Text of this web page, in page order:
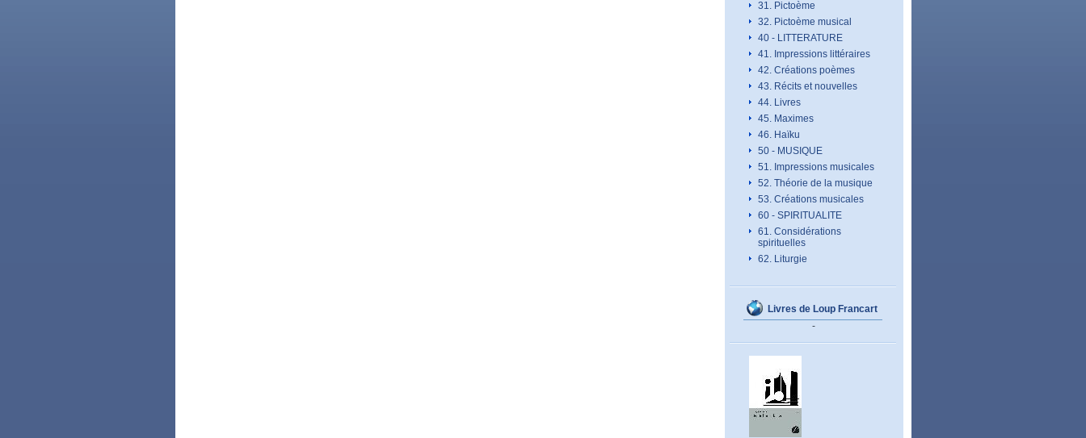
31. Pictoème
32. Pictoème musical
40 - LITTERATURE
41. Impressions littéraires
42. Créations poèmes
43. Récits et nouvelles
44. Livres
45. Maximes
46. Haïku
50 - MUSIQUE
51. Impressions musicales
52. Théorie de la musique
53. Créations musicales
60 - SPIRITUALITE
61. Considérations
spirituelles
62. Liturgie
Livres de Loup Francart
-